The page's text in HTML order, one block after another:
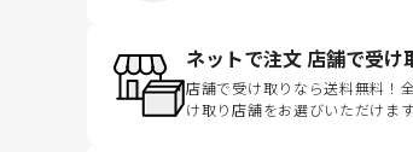
ネットで注文 店舗で受け
店舗で受け取りなら送料無料！
け取り店舗をお選びいただけます